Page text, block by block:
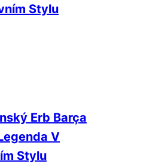
Stylu
Erb Barça
V
Stylu